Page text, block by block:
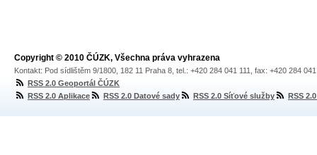
Copyright © 2010 ČÚZK, Všechna práva vyhrazena
Kontakt: Pod sídlištěm 9/1800, 182 11 Praha 8, tel.: +420 284 041 111, fax: +420 284
RSS 2.0 Geoportál ČÚZK
RSS 2.0 Aplikace
RSS 2.0 Datové sady RSS 2.0 Síťové služby RSS